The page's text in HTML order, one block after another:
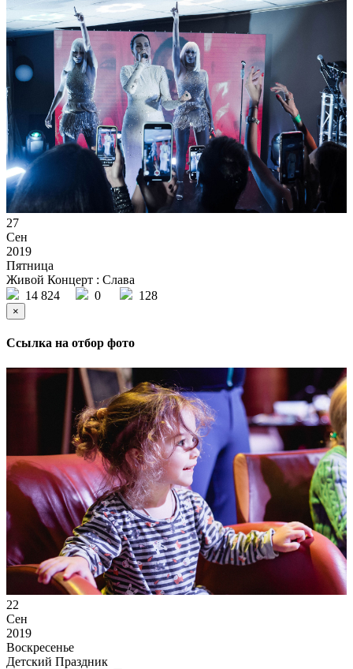
27
Сен
2019
Пятница
Живой Концерт : Слава
14 824
0 128
×
Ссылка на отбор фото
22
Сен
2019
Воскресенье
Детский Праздник